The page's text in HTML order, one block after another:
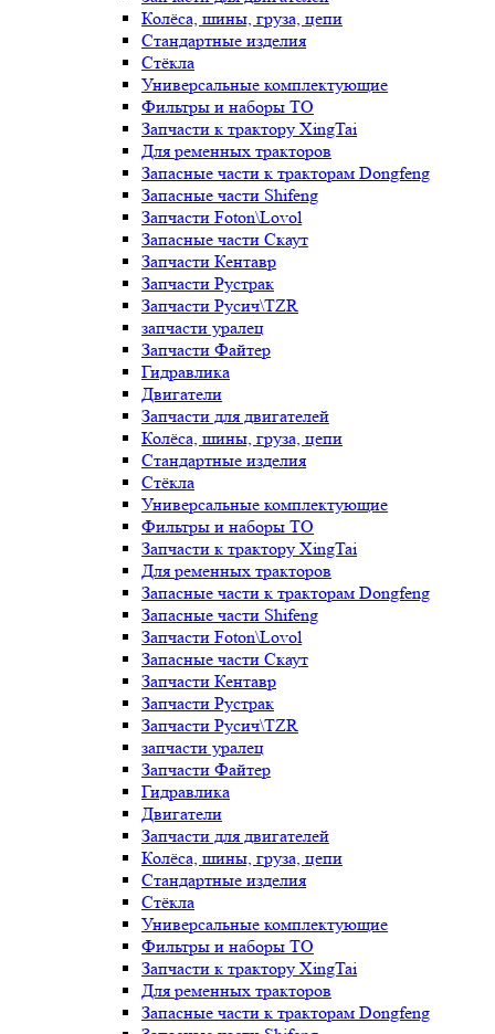
Колёса, шины, груза, цепи
Стандартные изделия
Стёкла
Универсальные комплектующие
Фильтры и наборы ТО
Запчасти к трактору XingTai
Для ременных тракторов
Запасные части к тракторам Dongfeng
Запасные части Shifeng
Запчасти Foton\Lovol
Запасные части Скаут
Запчасти Кентавр
Запчасти Рустрак
Запчасти Русич\TZR
запчасти уралец
Запчасти Файтер
Гидравлика
Двигатели
Запчасти для двигателей
Колёса, шины, груза, цепи
Стандартные изделия
Стёкла
Универсальные комплектующие
Фильтры и наборы ТО
Запчасти к трактору XingTai
Для ременных тракторов
Запасные части к тракторам Dongfeng
Запасные части Shifeng
Запчасти Foton\Lovol
Запасные части Скаут
Запчасти Кентавр
Запчасти Рустрак
Запчасти Русич\TZR
запчасти уралец
Запчасти Файтер
Гидравлика
Двигатели
Запчасти для двигателей
Колёса, шины, груза, цепи
Стандартные изделия
Стёкла
Универсальные комплектующие
Фильтры и наборы ТО
Запчасти к трактору XingTai
Для ременных тракторов
Запасные части к тракторам Dongfeng